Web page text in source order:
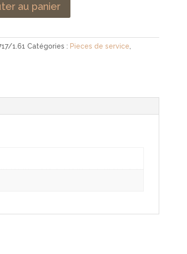
au panier
1.61 Catégories : Pieces de service,